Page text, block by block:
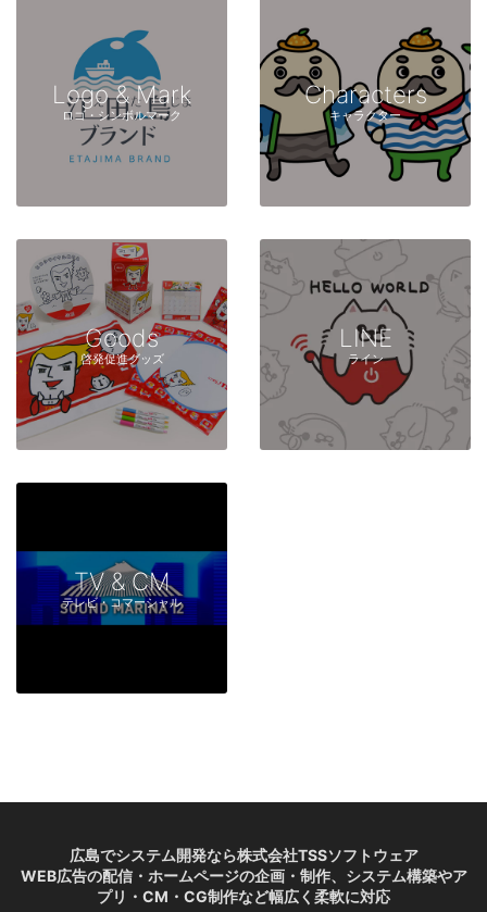
Logo & Mark
ロゴ・シンボルマーク
Characters
キャラクター
Goods
啓発促進グッズ
LINE
ライン
TV & CM
テレビ・コマーシャル
広島でシステム開発なら株式会社TSSソフトウェア
WEB広告の配信・ホームページの企画・制作、システム構築やア
プリ・CM・CG制作など幅広く柔軟に対応